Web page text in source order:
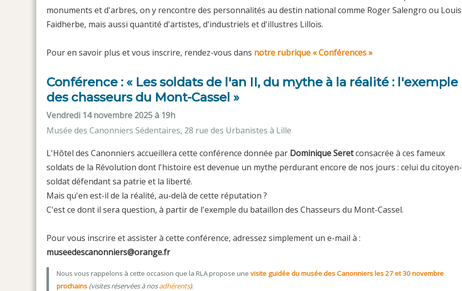
monuments et d'arbres, on y rencontre des personnalités au destin national comme Roger Salengro ou Louis
Faidherbe, mais aussi quantité d'artistes, d'industriels et d'illustres Lillois.
Pour en savoir plus et vous inscrire, rendez-vous dans notre rubrique « Conférences »
Conférence : « Les soldats de l'an II, du mythe à la réalité : l'exemple
des chasseurs du Mont-Cassel »
Vendredi 14 novembre 2025 à 19h
Musée des Canonniers Sédentaires, 28 rue des Urbanistes à Lille
L'Hôtel des Canonniers accueillera cette conférence donnée par Dominique Seretconsacrée à ces fameux
soldats de la Révolution dont l'histoire est devenue un mythe perdurant encore de nos jours : celui du citoyen-
soldat défendant sa patrie et la liberté.
Mais qu'en est-il de la réalité, au-delà de cette réputation ?
C'est ce dont il sera question, à partir de l'exemple du bataillon des Chasseurs du Mont-Cassel.
Pour vous inscrire et assister à cette conférence, adressez simplement un e-mail à :
museedescanonniers@orange.fr
Nous vous rappelons à cette occasion que la RLA propose une visite guidée du musée des Canonniers les 27 et 30 novembre
prochains (visites réservées à nosadhérents).